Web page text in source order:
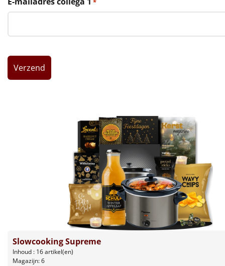
Vrouwen
Duurzaam
Leuke
Goedkope
Wake up light
NIEUW
*
Slowcooking Supreme
Inhoud : 16 artikel(en)
Magazijn: 6